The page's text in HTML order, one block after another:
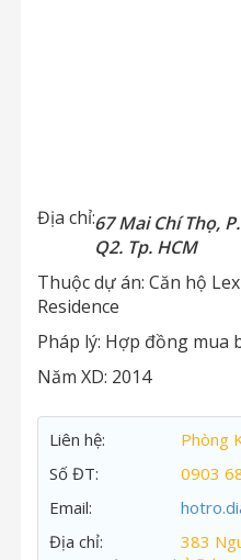
Địa chỉ:67 Mai Chí Thọ,
Q2. Tp. HCM
Thuộc dự án: Căn hộ
Residence
Pháp lý: Hợp đồng mua
Năm XD: 2014
Liên hệ:
Phòng
Số ĐT:
0903
Email:
Địa chỉ:
383